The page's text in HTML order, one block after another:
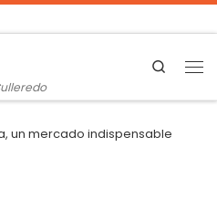
Search
un mercado indispensable